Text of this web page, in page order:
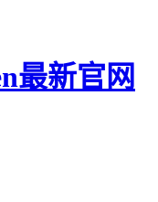
最新官网